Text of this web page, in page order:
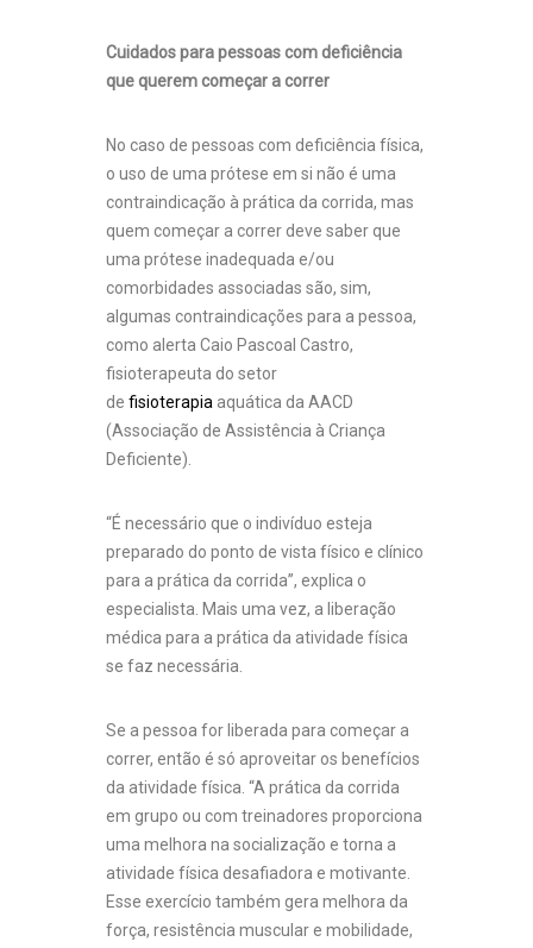
Cuidados para pessoas com deficiência
que querem começar a correr
No caso de pessoas com deficiência física,
o uso de uma prótese em si não é uma
contraindicação à prática da corrida, mas
quem começar a correr deve saber que
uma prótese inadequada e/ou
comorbidades associadas são, sim,
algumas contraindicações para a pessoa,
como alerta Caio Pascoal Castro,
fisioterapeuta do setor
de fisioterapia aquática da AACD
(Associação de Assistência à Criança
Deficiente).
“É necessário que o indivíduo esteja
preparado do ponto de vista físico e clínico
para a prática da corrida”, explica o
especialista. Mais uma vez, a liberação
médica para a prática da atividade física
se faz necessária.
Se a pessoa for liberada para começar a
correr, então é só aproveitar os benefícios
da atividade física. “A prática da corrida
em grupo ou com treinadores proporciona
uma melhora na socialização e torna a
atividade física desafiadora e motivante.
Esse exercício também gera melhora da
força, resistência muscular e mobilidade,